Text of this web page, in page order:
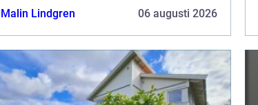
omfattningen på ditt projekt är det av
Malin Lindgren 06 augusti 2026